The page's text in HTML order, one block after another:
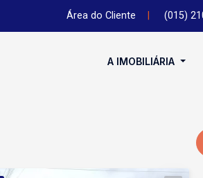
Área do Cliente (015)
A IMOBILIÁRIA